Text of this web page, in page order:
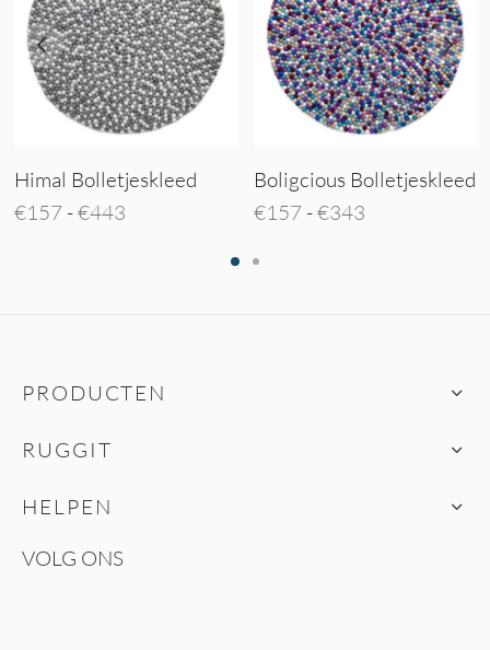
Himal Bolletjeskleed
€157 -€443Prijsklasse:
Boligcious Bolletjeskleed
€157 -€343Prijsklasse:
PRODUCTEN
RUGGIT
HELPEN
VOLG ONS